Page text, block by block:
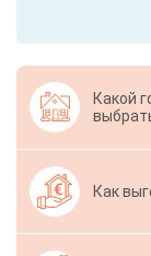
Какой
Как